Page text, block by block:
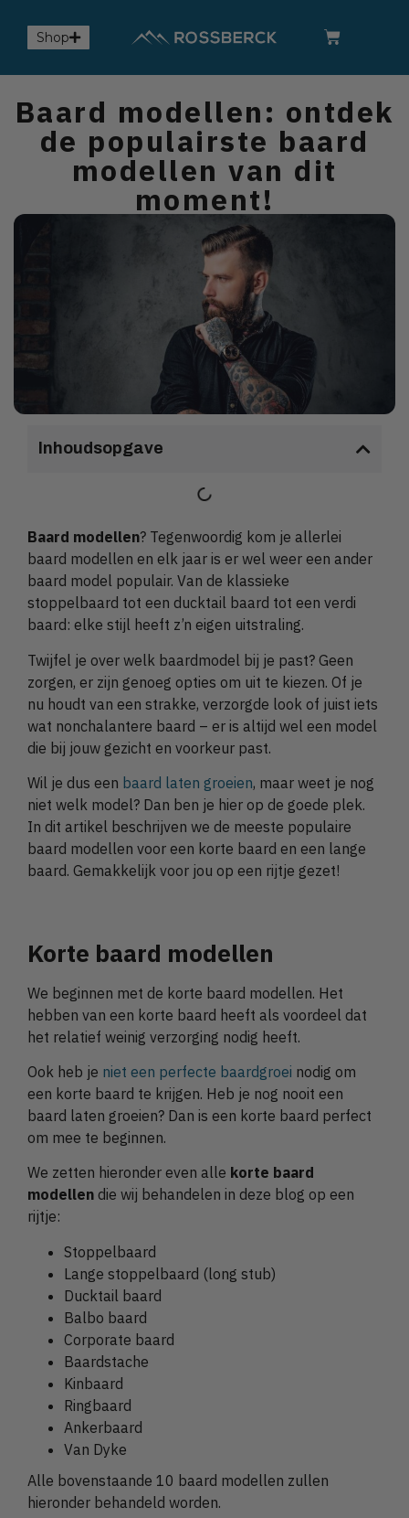
Shop
Baard modellen: ontdek
de populairste baard
modellen van dit
moment!
Inhoudsopgave
Baard modellen? Tegenwoordig kom je allerlei
baard modellen en elk jaar is er wel weer een ander
baard model populair. Van de klassieke
stoppelbaard tot een ducktail baard tot een verdi
baard: elke stijl heeft z’n eigen uitstraling.
Twijfel je over welk baardmodel bij je past? Geen
zorgen, er zijn genoeg opties om uit te kiezen. Of je
nu houdt van een strakke, verzorgde look of juist iets
wat nonchalantere baard – er is altijd wel een model
die bij jouw gezicht en voorkeur past.
Wil je dus een baard laten groeien, maar weet je nog
niet welk model? Dan ben je hier op de goede plek.
In dit artikel beschrijven we de meeste populaire
baard modellen voor een korte baard en een lange
baard. Gemakkelijk voor jou op een rijtje gezet!
Korte baard modellen
We beginnen met de korte baard modellen. Het
hebben van een korte baard heeft als voordeel dat
het relatief weinig verzorging nodig heeft.
Ook heb je niet een perfecte baardgroei nodig om
een korte baard te krijgen. Heb je nog nooit een
baard laten groeien? Dan is een korte baard perfect
om mee te beginnen.
We zetten hieronder even alle korte baard
modellen die wij behandelen in deze blog op een
rijtje:
Stoppelbaard
Lange stoppelbaard (long stub)
Ducktail baard
Balbo baard
Corporate baard
Baardstache
Kinbaard
Ringbaard
Ankerbaard
Van Dyke
Alle bovenstaande 10 baard modellen zullen
hieronder behandeld worden.